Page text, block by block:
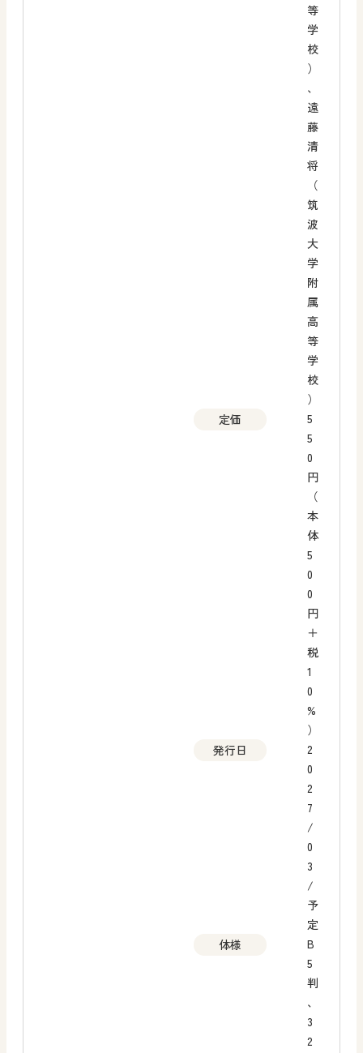
等
学
校
）
、
遠
藤
清
将
（
筑
波
大
学
附
属
高
等
学
校
）
定価
5
5
0
円
（
本
体
5
0
0
円
＋
税
1
0
%
）
発行日
2
0
2
7
/
0
3
/
予
定
体様
B
5
判
、
3
2